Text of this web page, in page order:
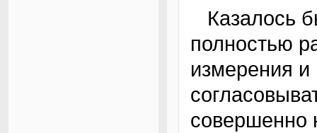
Казалось бы, данное простое решение
полностью
измерения
совершенно